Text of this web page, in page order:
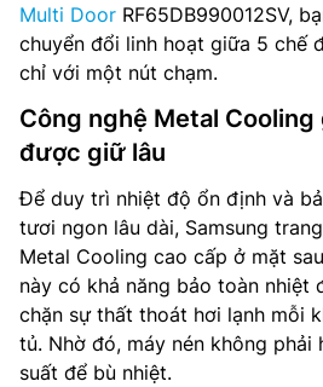
Multi Door RF65DB990012SV,
chuyển đổi linh hoạt giữa 5 chế
chỉ với một nút chạm.
Công nghệ Metal Cooling
được giữ lâu
Để duy trì nhiệt độ ổn định và
tươi ngon lâu dài, Samsung
Metal Cooling cao cấp ở mặt
này có khả năng bảo toàn nhiệt
chặn sự thất thoát hơi lạnh mỗi
tủ. Nhờ đó, máy nén không phải
suất để bù nhiệt.